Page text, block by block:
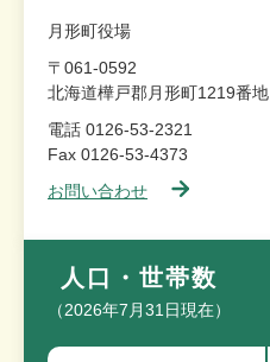
月形町役場
〒061-0592
北海道樺戸郡月形町1219番地
電話 0126-53-2321
Fax 0126-53-4373
お問い合わせ
人口・世帯数
（2026年7月31日現在）